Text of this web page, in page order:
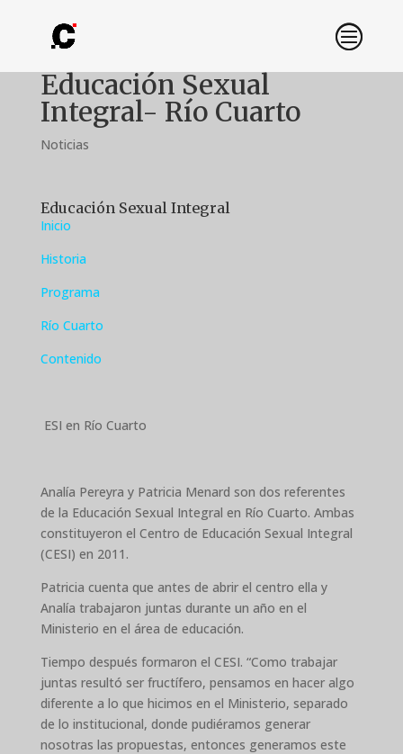
Educación Sexual
Integral- Río Cuarto
Noticias
Educación Sexual Integral
Inicio
Historia
Programa
Río Cuarto
Contenido
ESI en Río Cuarto
Analía Pereyra y Patricia Menard son dos referentes
de la Educación Sexual Integral en Río Cuarto. Ambas
constituyeron el Centro de Educación Sexual Integral
(CESI) en 2011.
Patricia cuenta que antes de abrir el centro ella y
Analía trabajaron juntas durante un año en el
Ministerio en el área de educación.
Tiempo después formaron el CESI. “Como trabajar
juntas resultó ser fructífero, pensamos en hacer algo
diferente a lo que hicimos en el Ministerio, separado
de lo institucional, donde pudiéramos generar
nosotras las propuestas, entonces generamos este